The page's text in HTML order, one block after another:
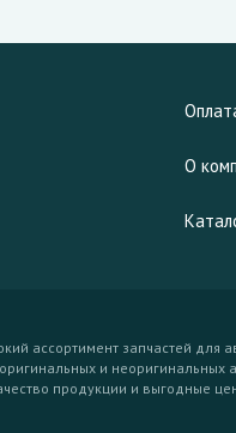
О
ассортимент запчастей для
и неоригинальных
продукции и выгодные